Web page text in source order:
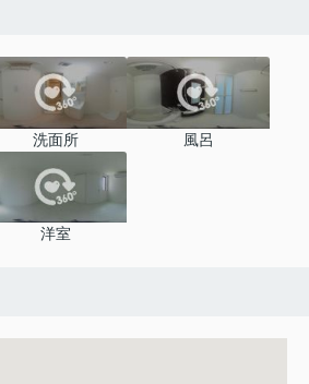
洗面所 風呂
洋室